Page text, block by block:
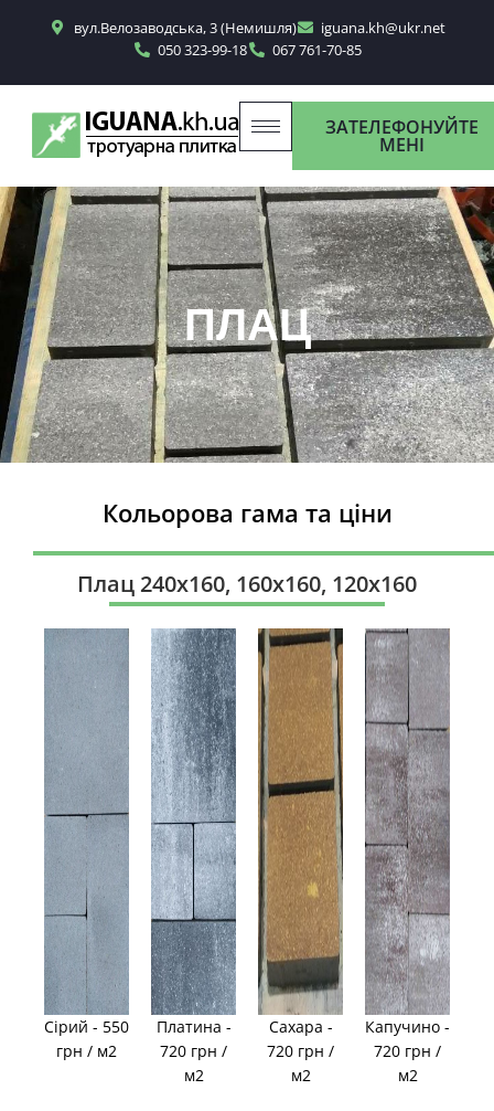
вул.Велозаводська, 3 (Немишля)
iguana.kh@ukr.net
050 323-99-18
067 761-70-85
ЗАТЕЛЕФОНУЙТЕ
МЕНІ
ПЛАЦ
Кольорова гама та ціни
Плац 240х160, 160х160, 120х160
Сірий - 550
грн / м2
Платина -
720 грн /
м2
Сахара -
720 грн /
м2
Капучино -
720 грн /
м2